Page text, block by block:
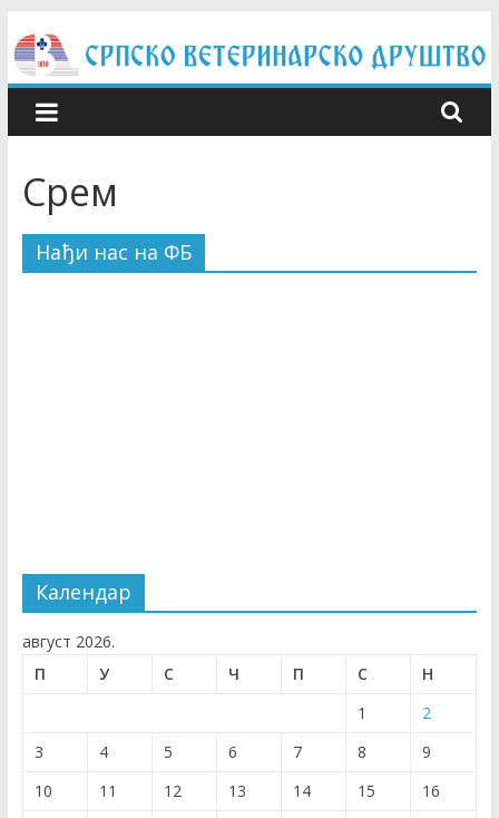
to
content
Срем
Нађи нас на ФБ
Календар
август 2026.
П
У С Ч П С
Н
1
2
3
4 5 6 7 8
9
10
11 12 13 14 15
16